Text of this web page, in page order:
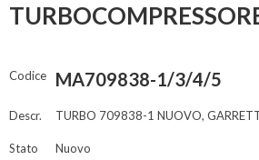
Codice MA709838-1/3/4/5
Descr. TURBO 709838-1 NUOVO,
Stato Nuovo